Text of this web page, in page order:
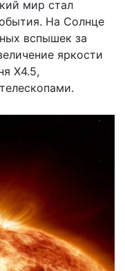
мир стал
На Солнце
вспышек за
яркости
X4.5,